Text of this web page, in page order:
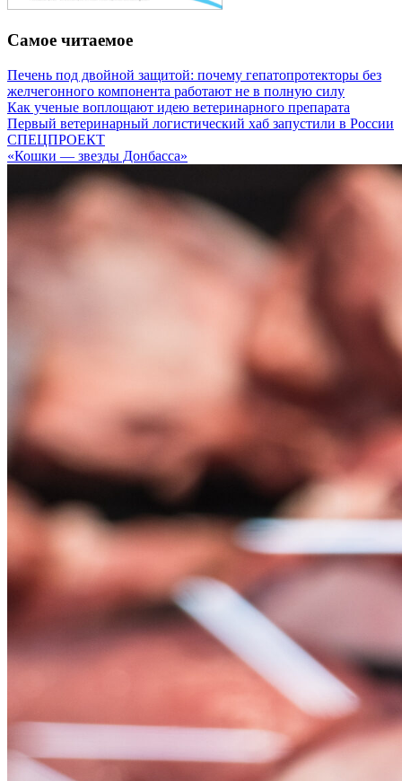
Самое читаемое
Печень под двойной защитой: почему гепатопротекторы без
желчегонного компонента работают не в полную силу
Как ученые воплощают идею ветеринарного препарата
Первый ветеринарный логистический хаб запустили в России
СПЕЦПРОЕКТ
«Кошки — звезды Донбасса»